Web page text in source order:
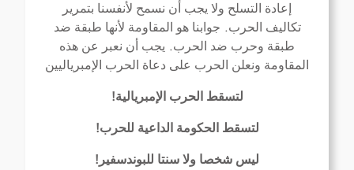
إعادة التسلح ولا يجب أن نسمح لأنفسنا بتمرير
تكاليف الحرب. جوابنا هو المقاومة لأنها طبقة ضد
طبقة وحرب ضد الحرب. يجب أن نعبر عن هذه
المقاومة ونعلن الحرب على دعاة الحرب الإمبرياليين
!لتسقط الحرب الإمبريالية
!لتسقط الحكومة الداعية للحرب
! ليس شخصا ولا سنتا للبوندسفير